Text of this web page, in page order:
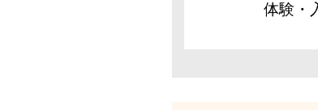
体験・